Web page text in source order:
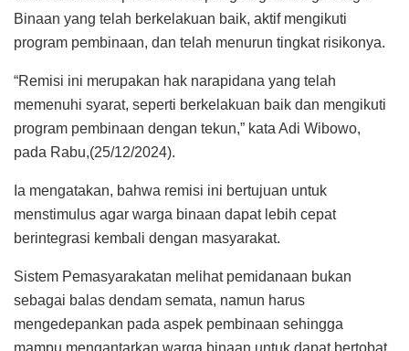
Binaan yang telah berkelakuan baik, aktif mengikuti
program pembinaan, dan telah menurun tingkat risikonya.
“Remisi ini merupakan hak narapidana yang telah
memenuhi syarat, seperti berkelakuan baik dan mengikuti
program pembinaan dengan tekun,” kata Adi Wibowo,
pada Rabu,(25/12/2024).
Ia mengatakan, bahwa remisi ini bertujuan untuk
menstimulus agar warga binaan dapat lebih cepat
berintegrasi kembali dengan masyarakat.
Sistem Pemasyarakatan melihat pemidanaan bukan
sebagai balas dendam semata, namun harus
mengedepankan pada aspek pembinaan sehingga